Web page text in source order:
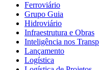
Ferroviário
Grupo Guia
Hidroviário
Infraestrutura e Obras
Inteligência nos
Lançamento
Logística